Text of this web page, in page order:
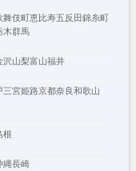
舞伎町恵比寿五反田錦糸町
木群馬
沢山梨富山福井
三宮姫路京都奈良和歌山
根
縄長崎